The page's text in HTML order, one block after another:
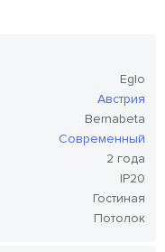
Eglo
Австрия
Bernabeta
Современный
2 года
IP20
Гостиная
Потолок